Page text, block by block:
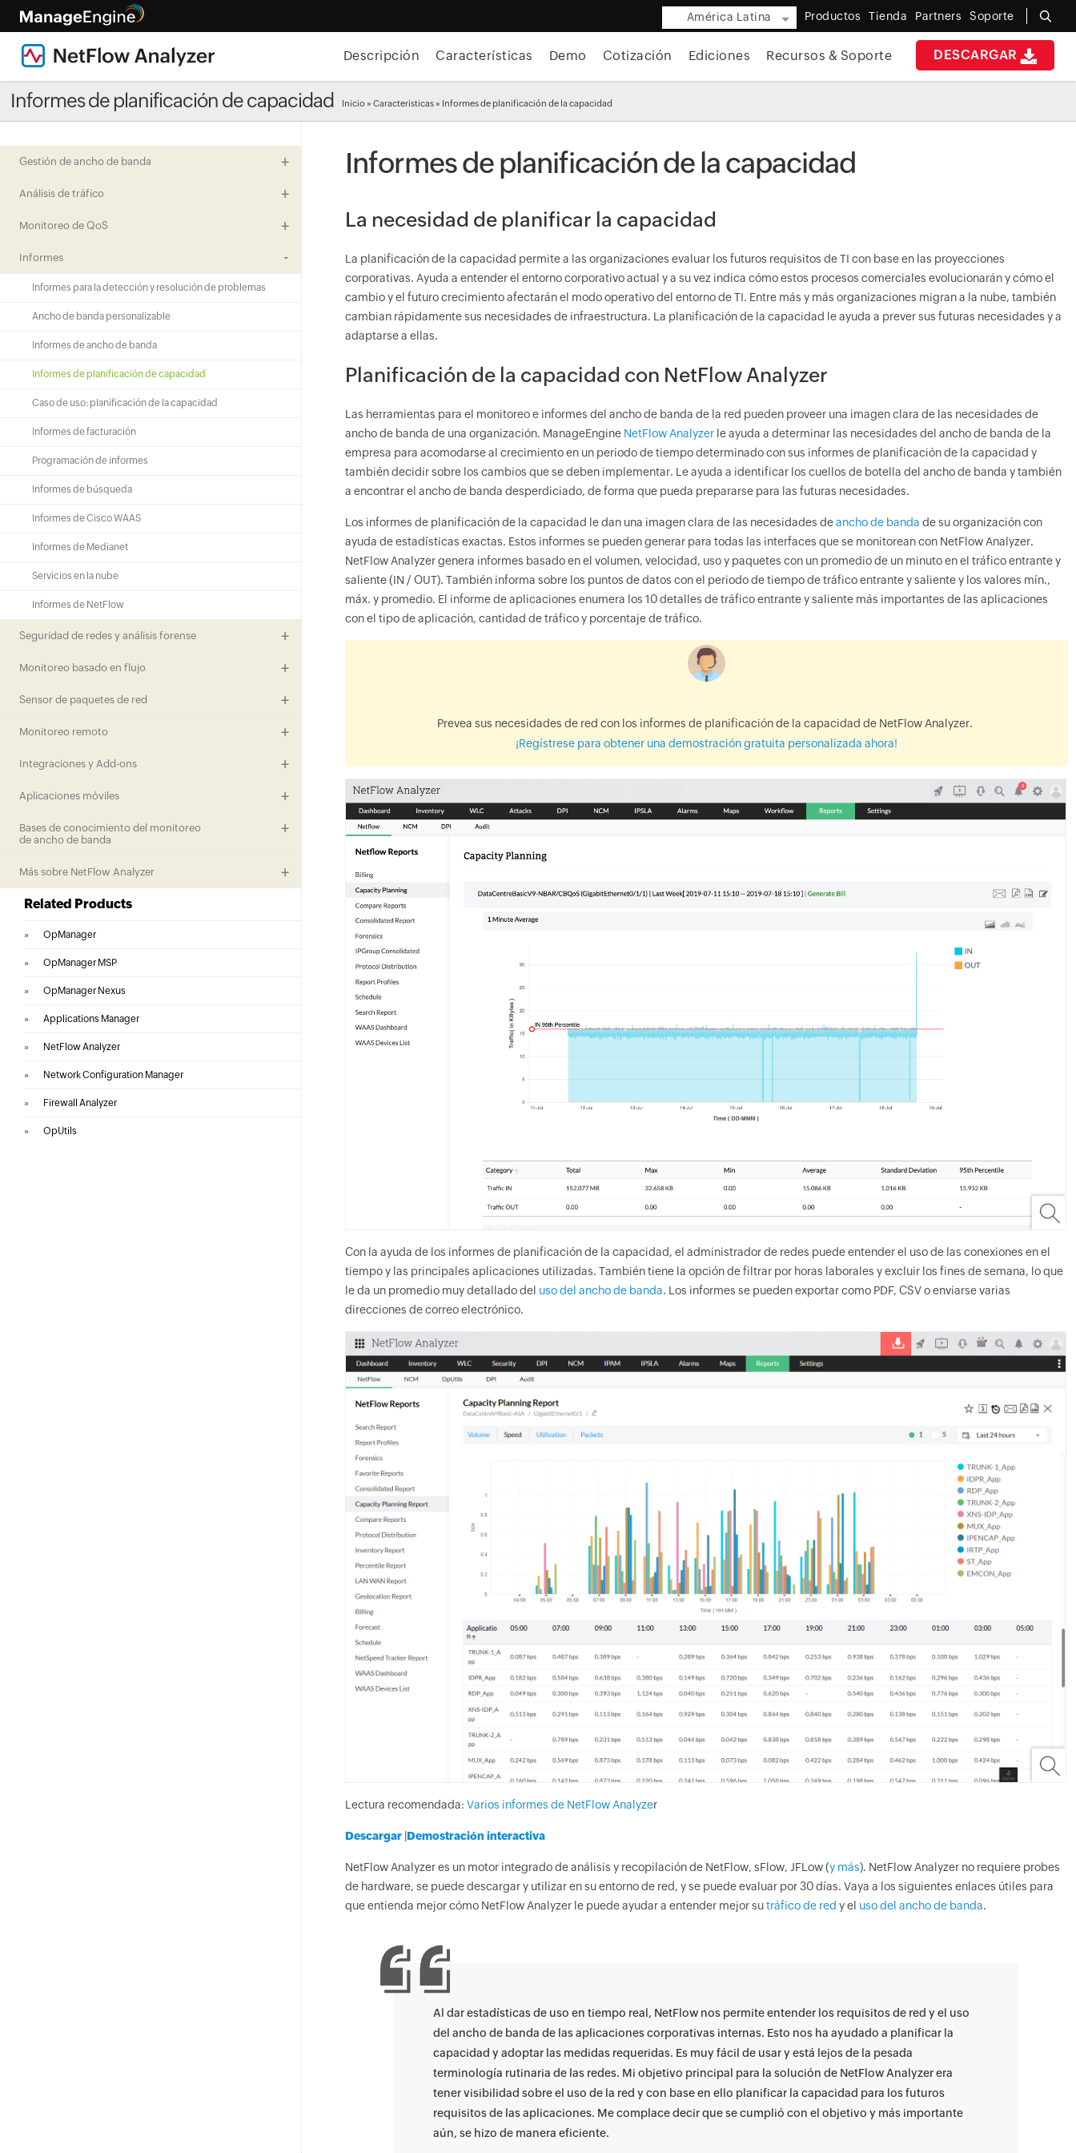
América Latina Productos Tienda Partners Soporte
DESCARGAR
Descripción Características Demo Cotización Ediciones Recursos & Soporte
Informes de planificación de capacidad Inicio »Características » Informes de planificación de la capacidad
Gestión de ancho de banda
Análisis de tráfico
Monitoreo de QoS
Informes
Informes para la detección y resolución de problemas
Ancho de banda personalizable
Informes de ancho de banda
Informes de planificación de capacidad
Caso de uso: planificación de la capacidad
Informes de facturación
Programación de informes
Informes de búsqueda
Informes de Cisco WAAS
Informes de Medianet
Servicios en la nube
Informes de NetFlow
Seguridad de redes y análisis forense
Monitoreo basado en flujo
Sensor de paquetes de red
Monitoreo remoto
Integraciones y Add-ons
Aplicaciones móviles
Bases de conocimiento del monitoreo
de ancho de banda
Más sobre NetFlow Analyzer
Related Products
» OpManager
» OpManager MSP
» OpManager Nexus
» Applications Manager
» NetFlow Analyzer
» Network Configuration Manager
» Firewall Analyzer
» OpUtils
Informes de planificación de la capacidad
La necesidad de planificar la capacidad
La planificación de la capacidad permite a las organizaciones evaluar los futuros requisitos de TI con base en las proyecciones
corporativas. Ayuda a entender el entorno corporativo actual y a su vez indica cómo estos procesos comerciales evolucionarán y cómo el
cambio y el futuro crecimiento afectarán el modo operativo del entorno de TI. Entre más y más organizaciones migran a la nube, también
cambian rápidamente sus necesidades de infraestructura. La planificación de la capacidad le ayuda a prever sus futuras necesidades y a
adaptarse a ellas.
Planificación de la capacidad con NetFlow Analyzer
Las herramientas para el monitoreo e informes del ancho de banda de la red pueden proveer una imagen clara de las necesidades de
ancho de banda de una organización. ManageEngine NetFlow Analyzer le ayuda a determinar las necesidades del ancho de banda de la
empresa para acomodarse al crecimiento en un periodo de tiempo determinado con sus informes de planificación de la capacidad y
también decidir sobre los cambios que se deben implementar. Le ayuda a identificar los cuellos de botella del ancho de banda y también
a encontrar el ancho de banda desperdiciado, de forma que pueda prepararse para las futuras necesidades.
Los informes de planificación de la capacidad le dan una imagen clara de las necesidades deancho de banda de su organización con
ayuda de estadísticas exactas. Estos informes se pueden generar para todas las interfaces que se monitorean con NetFlow Analyzer.
NetFlow Analyzer genera informes basado en el volumen, velocidad, uso y paquetes con un promedio de un minuto en el tráfico entrante y
saliente (IN / OUT). También informa sobre los puntos de datos con el periodo de tiempo de tráfico entrante y saliente y los valores mín.,
máx. y promedio. El informe de aplicaciones enumera los 10 detalles de tráfico entrante y saliente más importantes de las aplicaciones
con el tipo de aplicación, cantidad de tráfico y porcentaje de tráfico.
Prevea sus necesidades de red con los informes de planificación de la capacidad de NetFlow Analyzer.
¡Regístrese para obtener una demostración gratuita personalizada ahora!
Con la ayuda de los informes de planificación de la capacidad, el administrador de redes puede entender el uso de las conexiones en el
tiempo y las principales aplicaciones utilizadas. También tiene la opción de filtrar por horas laborales y excluir los fines de semana, lo que
le da un promedio muy detallado del uso del ancho de banda. Los informes se pueden exportar como PDF, CSV o enviarse varias
direcciones de correo electrónico.
Lectura recomendada:Varios informes de NetFlow Analyzer
Descargar |Demostración interactiva
NetFlow Analyzer es un motor integrado de análisis y recopilación de NetFlow, sFlow, JFLow (y más). NetFlow Analyzer no requiere probes
de hardware, se puede descargar y utilizar en su entorno de red, y se puede evaluar por 30 días. Vaya a los siguientes enlaces útiles para
que entienda mejor cómo NetFlow Analyzer le puede ayudar a entender mejor sutráfico de red y el uso del ancho de banda.
Al dar estadísticas de uso en tiempo real, NetFlow nos permite entender los requisitos de red y el uso
del ancho de banda de las aplicaciones corporativas internas. Esto nos ha ayudado a planificar la
capacidad y adoptar las medidas requeridas. Es muy fácil de usar y está lejos de la pesada
terminología rutinaria de las redes. Mi objetivo principal para la solución de NetFlow Analyzer era
tener visibilidad sobre el uso de la red y con base en ello planificar la capacidad para los futuros
requisitos de las aplicaciones. Me complace decir que se cumplió con el objetivo y más importante
aún, se hizo de manera eficiente.